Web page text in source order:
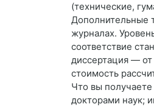
(технические,
Дополнительные
журналах.
соответствие
диссертация —
стоимость
Что вы
докторами наук;